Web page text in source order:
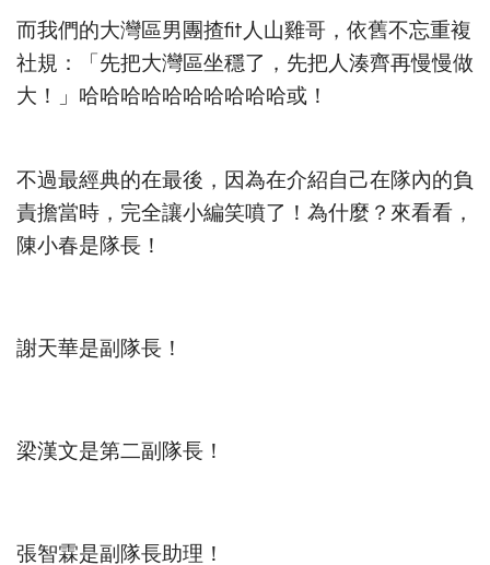
而我們的大灣區男團揸fit人山雞哥，依舊不忘重複
社規：「先把大灣區坐穩了，先把人湊齊再慢慢做
大！」哈哈哈哈哈哈哈哈哈哈或！
不過最經典的在最後，因為在介紹自己在隊內的負
責擔當時，完全讓小編笑噴了！為什麼？來看看，
陳小春是隊長！
謝天華是副隊長！
梁漢文是第二副隊長！
張智霖是副隊長助理！